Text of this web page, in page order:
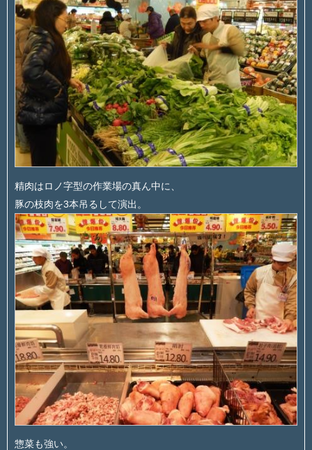
精肉はロノ字型の作業場の真ん中に、
豚の枝肉を3本吊るして演出。
惣菜も強い。